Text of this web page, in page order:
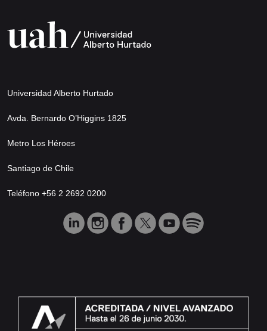
Universidad Alberto Hurtado
Avda. Bernardo O’Higgins 1825
Metro Los Héroes
Santiago de Chile
Teléfono +56 2 2692 0200